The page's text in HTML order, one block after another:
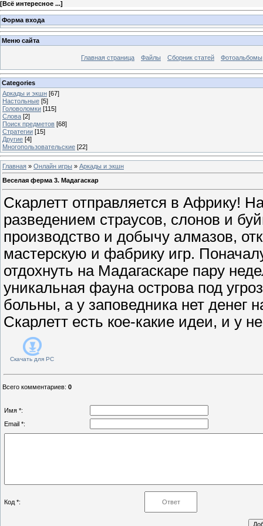
[Всё интересное ...]
Форма входа
Меню сайта
Главная страница Файлы Сборник статей Фотоальбомы
Categories
Аркады и экшн [67]
Настольные [5]
Головоломки [115]
Слова [2]
Поиск предметов [68]
Стратегии [15]
Другие [4]
Многопользовательские [22]
Главная » Онлайн игры » Аркады и экшн
Веселая ферма 3. Мадагаскар
Скарлетт отправляется в Африку!
разведением страусов, слонов и
производство и добычу алмазов,
мастерскую и фабрику игр.
отдохнуть на Мадагаскаре пару
уникальная фауна острова под
больны, а у заповедника нет денег
Скарлетт есть кое-какие идеи, и у
Скачать для PC
Всего комментариев: 0
Имя *:
Email *:
Код *: